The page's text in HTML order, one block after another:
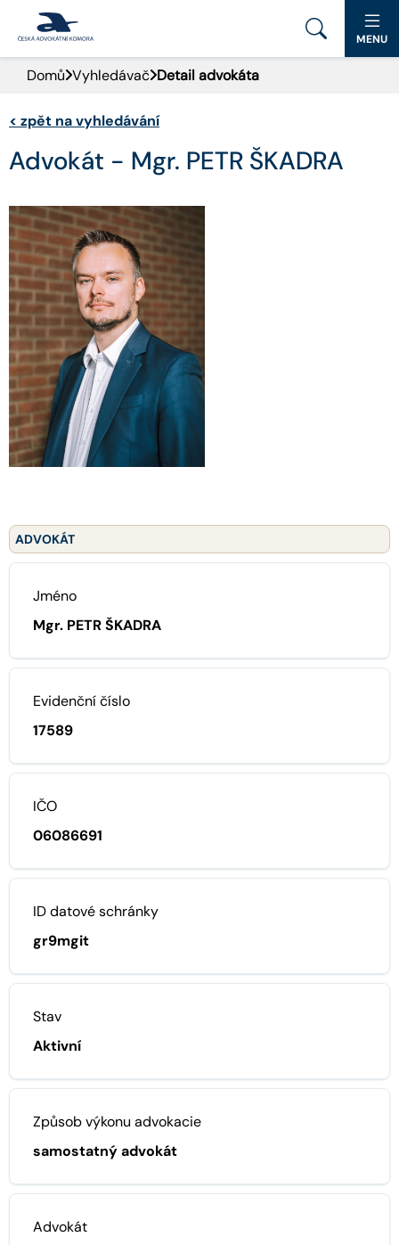
PORTÁL ČAK
DOMŮ
AKTUALITY
DOKUMENTY A FORMULÁŘE
PRO VEŘEJNOST
ADVOKÁTNÍ DENÍK
KONTAKT
MENU
Domů Vyhledávač Detail advokáta
< zpět na vyhledávání
Advokát - Mgr. PETR ŠKADRA
ADVOKÁT
Jméno
Mgr. PETR ŠKADRA
Evidenční číslo
17589
IČO
06086691
ID datové schránky
gr9mgit
Stav
Aktivní
Způsob výkonu advokacie
samostatný advokát
Advokát